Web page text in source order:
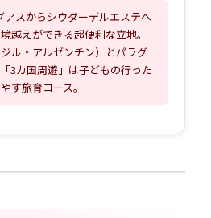
アスからシウダーデルエステへ
越えができる超便利な立地。
ル・アルゼンチン）とパラグ
3カ国周遊」は子どもの行った
す旅育コース。